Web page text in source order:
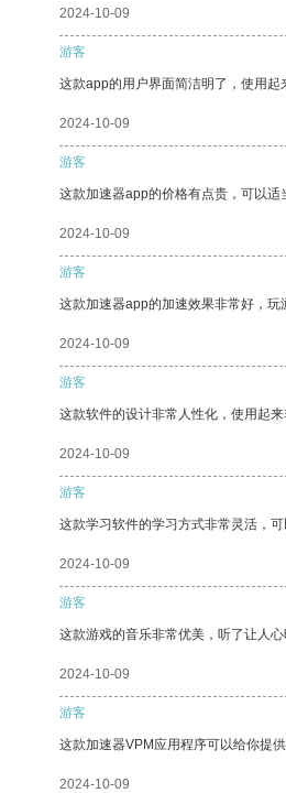
2024-10-09
游客
这款app的用户界面简洁明了，使用起
2024-10-09
游客
这款加速器app的价格有点贵，可以适
2024-10-09
游客
这款加速器app的加速效果非常好，玩
2024-10-09
游客
这款软件的设计非常人性化，使用起来
2024-10-09
游客
这款学习软件的学习方式非常灵活，
2024-10-09
游客
这款游戏的音乐非常优美，听了让人心
2024-10-09
游客
这款加速器VPM应用程序可以给你提
2024-10-09